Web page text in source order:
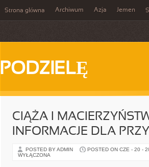
Strona główna Archiwum Azja Jemen
PODZIELĘ
CIĄŻA I
INFORMACJE DLA
POSTED BY ADMIN POSTED ON CZE - 20 -
WYŁĄCZONA